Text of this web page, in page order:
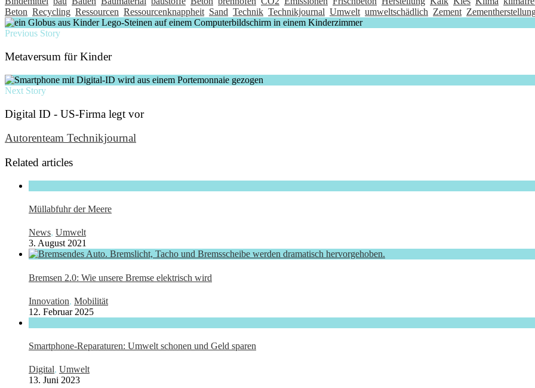
Beton Recycling Ressourcen Ressourcenknappheit Sand Technik Technikjournal Umwelt umweltschädlich Zement
Previous Story
Metaversum für Kinder
Next Story
Digital ID - US-Firma legt vor
Autorenteam Technikjournal
Related articles
Müllabfuhr der Meere
News, Umwelt
3. August 2021
Bremsen 2.0: Wie unsere Bremse elektrisch wird
Innovation, Mobilität
12. Februar 2025
Smartphone-Reparaturen: Umwelt schonen und Geld sparen
Digital, Umwelt
13. Juni 2023